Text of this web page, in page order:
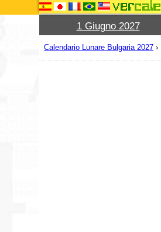
1 Giugno 2027
Calendario Lunare Bulgaria 2027 ›